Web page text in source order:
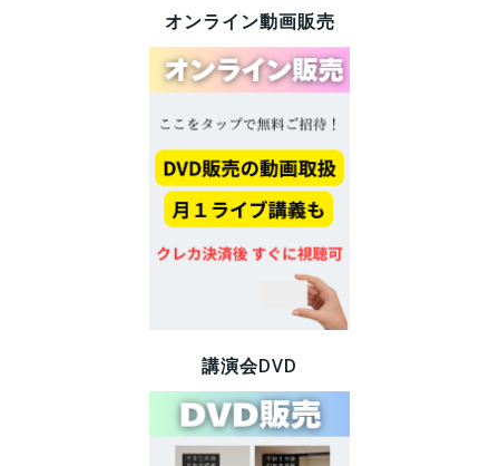
オンライン動画販売
講演会DVD